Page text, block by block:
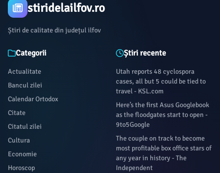
stiridelailfov.ro
Știri de calitate din județul ilfov
Categorii
Actualitate
Bancul zilei
Calendar Ortodox
Citate
Citatul zilei
Cultura
Economie
Horoscop
Știri recente
Utah reports 48 cyclospora
cases, all but 5 could be tied to
travel - KSL.com
Here’s the first Asus Googlebook
as the floodgates start to open -
9to5Google
The couple on track to become
most profitable box office stars of
any year in history - The
Independent